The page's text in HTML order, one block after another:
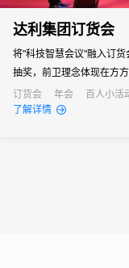
达利集团订货会
将"科技智慧会议"融入订
抽奖，前卫理念体现在方
与厂家双赢的订货狂欢派对
订货会 年会 百人小活
了解详情